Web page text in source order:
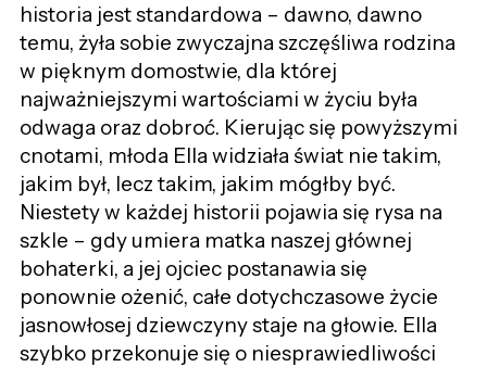
historia jest standardowa – dawno, dawno
temu, żyła sobie zwyczajna szczęśliwa rodzina
w pięknym domostwie, dla której
najważniejszymi wartościami w życiu była
odwaga oraz dobroć. Kierując się powyższymi
cnotami, młoda Ella widziała świat nie takim,
jakim był, lecz takim, jakim mógłby być.
Niestety w każdej historii pojawia się rysa na
szkle – gdy umiera matka naszej głównej
bohaterki, a jej ojciec postanawia się
ponownie ożenić, całe dotychczasowe życie
jasnowłosej dziewczyny staje na głowie. Ella
szybko przekonuje się o niesprawiedliwości